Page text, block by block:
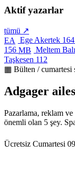
Aktif yazarlar
tümü ↗
EA
Ege Akertek 164
156 MB Meltem
Taşkesen 112
▦ Bülten / cumartesi
Adgager
Pazarlama, reklam
önemli olan 5 şey.
Ücretsiz Cumartesi